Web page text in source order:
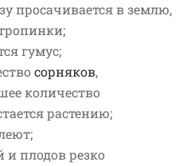
просачивается в землю,
гумус;
сорняков,
количество
растению;
и плодов резко